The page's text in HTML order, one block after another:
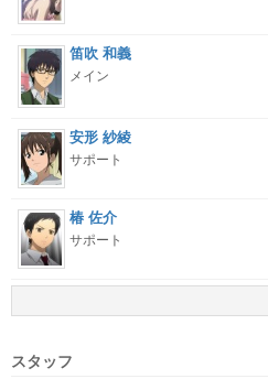
笛吹 和義
メイン
安形 紗綾
サポート
椿 佐介
サポート
スタッフ